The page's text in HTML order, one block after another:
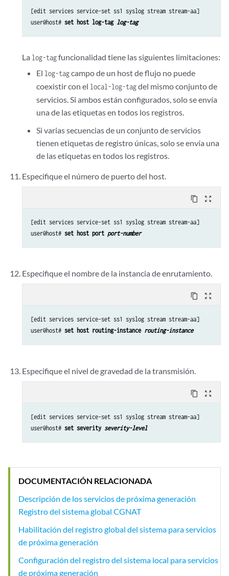
[edit services service-set ss1 syslog stream stream-aa]
user@host# set host log-tag log-tag
La log-tagfuncionalidad tiene las siguientes limitaciones:
El log-tagcampo de un host de flujo no puede
coexistir con el local-log-tagdel mismo conjunto de
servicios. Si ambos están configurados, solo se envía
una de las etiquetas en todos los registros.
Si varias secuencias de un conjunto de servicios
tienen etiquetas de registro únicas, solo se envía una
de las etiquetas en todos los registros.
Especifique el número de puerto del host.
content_copy zoom_out_map
[edit services service-set ss1 syslog stream stream-aa]
user@host# set host port port-number
Especifique el nombre de la instancia de enrutamiento.
content_copy zoom_out_map
[edit services service-set ss1 syslog stream stream-aa]
user@host# set host routing-instance routing-instance
Especifique el nivel de gravedad de la transmisión.
content_copy zoom_out_map
[edit services service-set ss1 syslog stream stream-aa]
user@host# set severity severity-level
DOCUMENTACIÓN RELACIONADA
Descripción de los servicios de próxima generación
Registro del sistema global CGNAT
Habilitación del registro global del sistema para servicios
de próxima generación
Configuración del registro del sistema local para servicios
de próxima generación